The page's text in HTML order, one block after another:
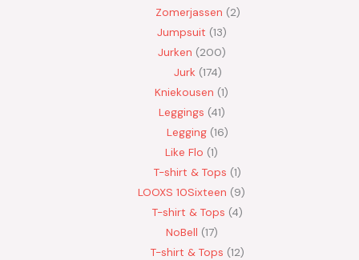
Zomerjassen 2
Jumpsuit 13
Jurken 200
Jurk 174
Kniekousen 1
Leggings 41
Legging 16
Like Flo 1
T-shirt & Tops 1
LOOXS 10Sixteen
9
T-shirt & Tops 4
NoBell 17
T-shirt & Tops 12